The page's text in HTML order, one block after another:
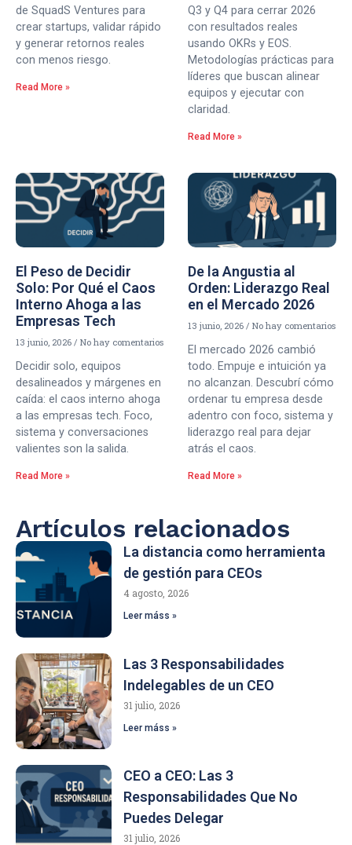
de SquadS Ventures para
crear startups, validar rápido
y generar retornos reales
con menos riesgo.
Read More »
Q3 y Q4 para cerrar 2026
con resultados reales
usando OKRs y EOS.
Metodologías prácticas para
líderes que buscan alinear
equipos y ejecutar con
claridad.
Read More »
El Peso de Decidir
Solo: Por Qué el Caos
Interno Ahoga a las
Empresas Tech
13 junio, 2026 No hay comentarios
Decidir solo, equipos
desalineados y márgenes en
caída: el caos interno ahoga
a las empresas tech. Foco,
sistema y conversaciones
valientes son la salida.
Read More »
De la Angustia al
Orden: Liderazgo Real
en el Mercado 2026
13 junio, 2026 No hay comentarios
El mercado 2026 cambió
todo. Empuje e intuición ya
no alcanzan. Descubrí cómo
ordenar tu empresa desde
adentro con foco, sistema y
liderazgo real para dejar
atrás el caos.
Read More »
Artículos relacionados
La distancia como herramienta
de gestión para CEOs
4 agosto, 2026
Leer máss »
Las 3 Responsabilidades
Indelegables de un CEO
31 julio, 2026
Leer máss »
CEO a CEO: Las 3
Responsabilidades Que No
Puedes Delegar
31 julio, 2026